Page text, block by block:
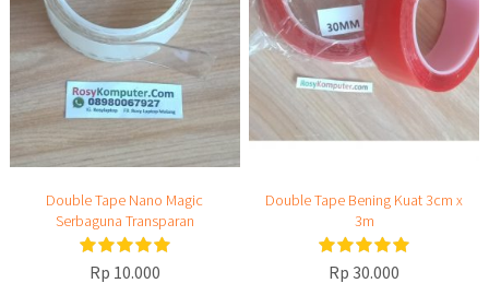
Double Tape Nano Magic
Serbaguna Transparan
Rp 10.000
Double Tape Bening Kuat 3cm x
3m
Rp 30.000